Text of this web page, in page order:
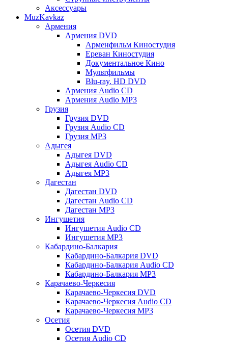
Аксессуары
MuzKavkaz
Армения
Армения DVD
Арменфильм Киностудия
Ереван Киностудия
Документальное Кино
Мультфильмы
Blu-ray. HD DVD
Армения Audio CD
Армения Audio MP3
Грузия
Грузия DVD
Грузия Audio CD
Грузия MP3
Адыгея
Адыгея DVD
Адыгея Audio CD
Адыгея MP3
Дагестан
Дагестан DVD
Дагестан Audio CD
Дагестан MP3
Ингушетия
Ингушетия Audio CD
Ингушетия MP3
Кабардино-Балкария
Кабардино-Балкария DVD
Кабардино-Балкария Audio CD
Кабардино-Балкария MP3
Карачаево-Черкесия
Карачаево-Черкесия DVD
Карачаево-Черкесия Audio CD
Карачаево-Черкесия MP3
Осетия
Осетия DVD
Осетия Audio CD